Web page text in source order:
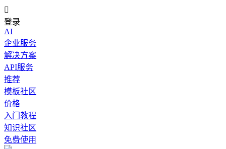

登录
AI
企业服务
解决方案
API服务
推荐
模板社区
价格
入门教程
知识社区
免费使用